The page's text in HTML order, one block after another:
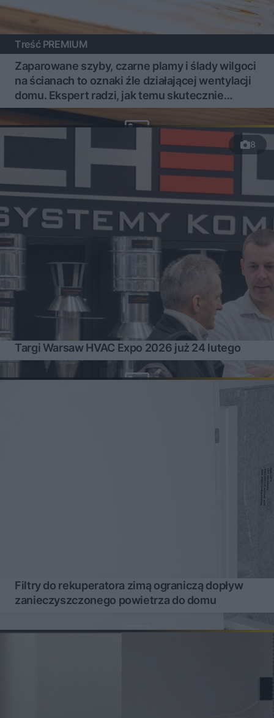
Treść PREMIUM
Zaparowane szyby, czarne plamy i ślady wilgoci
na ścianach to oznaki źle działającej wentylacji
domu. Ekspert radzi, jak temu skutecznie
zapobiec
8
Targi Warsaw HVAC Expo 2026 już 24 lutego
Filtry do rekuperatora zimą ograniczą dopływ
zanieczyszczonego powietrza do domu